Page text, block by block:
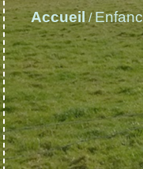
Accueil/